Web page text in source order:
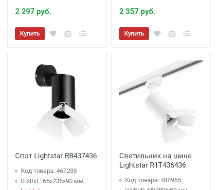
2 297 руб.
Купить
2 357 руб.
Купить
Спот Lightstar RB437436
Код товара: 467288
ШхВхГ: 65x236x90 мм
Светильник на шине
Lightstar R1T436436
Код товара: 488965